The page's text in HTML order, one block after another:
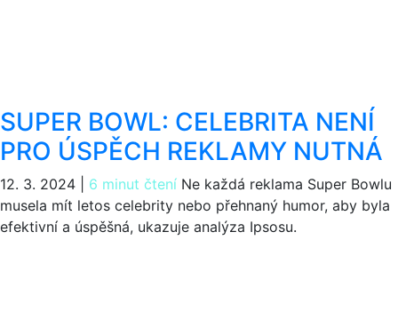
SUPER BOWL: CELEBRITA NENÍ
PRO ÚSPĚCH REKLAMY NUTNÁ
12. 3. 2024 6 minut čtení Ne každá reklama Super Bowlu
musela mít letos celebrity nebo přehnaný humor, aby byla
efektivní a úspěšná, ukazuje analýza Ipsosu.